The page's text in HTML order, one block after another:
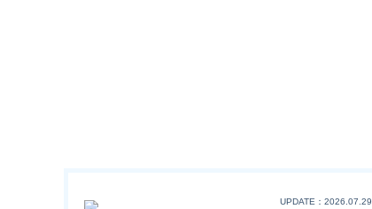
UPDATE：2026.07.29